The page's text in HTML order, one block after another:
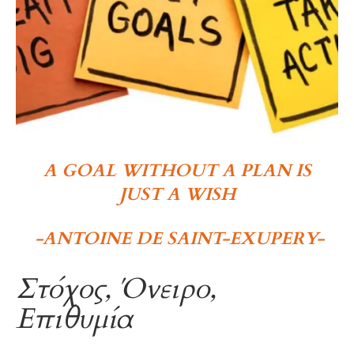
A GOAL WITHOUT A PLAN IS
JUST A WISH
-ANTOINE DE SAINT-EXUPERY-
Στόχος, Όνειρο,
Επιθυμία